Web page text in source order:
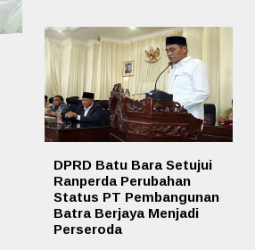
DPRD Batu Bara Setujui
Ranperda Perubahan
Status PT Pembangunan
Batra Berjaya Menjadi
Perseroda